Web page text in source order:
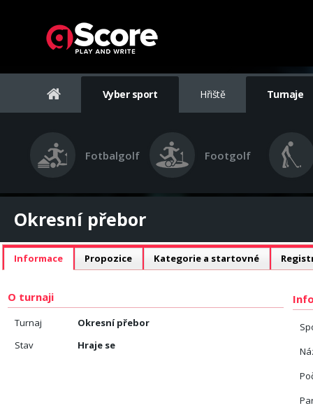
Vyber sport Hřiště Turnaje
Fotbalgolf Footgolf
Okresní přebor
Informace Propozice Kategorie a startovné
O turnaji
Turnaj
Okresní přebor
Stav
Hraje se